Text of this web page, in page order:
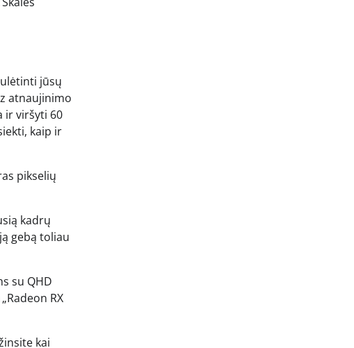
jūsų
atnaujinimo
ir viršyti 60
kaip ir
pikselių
kadrų
gebą toliau
su QHD
RX
kai